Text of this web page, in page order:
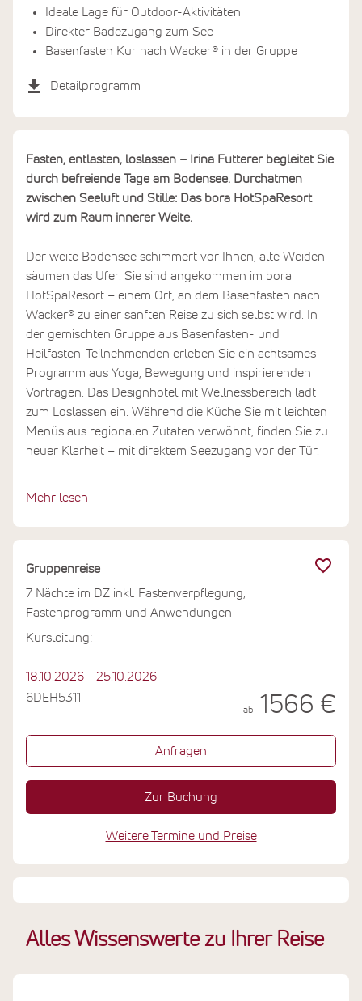
Ideale Lage für Outdoor-Aktivitäten
Direkter Badezugang zum See
Basenfasten Kur nach Wacker® in der Gruppe
Detailprogramm
Fasten, entlasten, loslassen – Irina Futterer begleitet Sie
durch befreiende Tage am Bodensee. Durchatmen
zwischen Seeluft und Stille: Das bora HotSpaResort
wird zum Raum innerer Weite.
Der weite Bodensee schimmert vor Ihnen, alte Weiden
säumen das Ufer. Sie sind angekommen im bora
HotSpaResort – einem Ort, an dem Basenfasten nach
Wacker® zu einer sanften Reise zu sich selbst wird. In
der gemischten Gruppe aus Basenfasten- und
Heilfasten-Teilnehmenden erleben Sie ein achtsames
Programm aus Yoga, Bewegung und inspirierenden
Vorträgen. Das Designhotel mit Wellnessbereich lädt
zum Loslassen ein. Während die Küche Sie mit leichten
Menüs aus regionalen Zutaten verwöhnt, finden Sie zu
neuer Klarheit – mit direktem Seezugang vor der Tür.
Mehr lesen
Alles Wissenswerte zu Ihrer Reise
Gruppenreise
7 Nächte im DZ inkl. Fastenverpflegung,
Fastenprogramm und Anwendungen
Kursleitung:
18.10.2026 - 25.10.2026
6DEH5311
ab 1566 €
Anfragen
Zur Buchung
Weitere Termine und Preise